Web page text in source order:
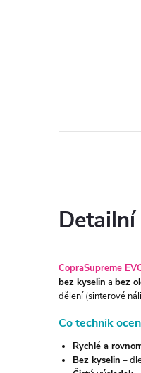
CopraSupreme
bez kyselin a bez
dělení (sinterové
Co technik
Rychlé a
Bez kyselin –